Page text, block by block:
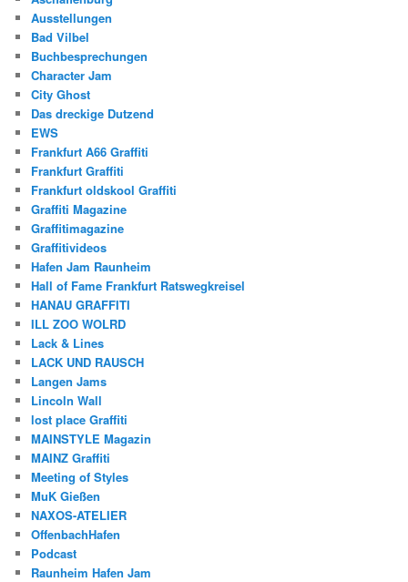
Ausstellungen
Bad Vilbel
Buchbesprechungen
Character Jam
City Ghost
Das dreckige Dutzend
EWS
Frankfurt A66 Graffiti
Frankfurt Graffiti
Frankfurt oldskool Graffiti
Graffiti Magazine
Graffitimagazine
Graffitivideos
Hafen Jam Raunheim
Hall of Fame Frankfurt Ratswegkreisel
HANAU GRAFFITI
ILL ZOO WOLRD
Lack & Lines
LACK UND RAUSCH
Langen Jams
Lincoln Wall
lost place Graffiti
MAINSTYLE Magazin
MAINZ Graffiti
Meeting of Styles
MuK Gießen
NAXOS-ATELIER
OffenbachHafen
Podcast
Raunheim Hafen Jam